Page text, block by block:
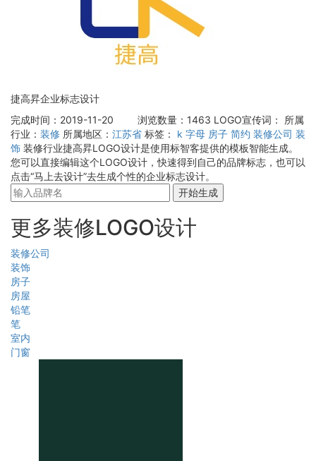
捷高昇企业标志设计
完成时间：2019-11-20
浏览数量：1463 LOGO宣传词：
所属
行业： 装修 所属地区： 江苏省 标签： k 字母 房子 简约 装修公司 装
饰 装修行业捷高昇LOGO设计是使用标智客提供的模板智能生成。
您可以直接编辑这个LOGO设计，快速得到自己的品牌标志，也可以
点击“马上去设计”去生成个性的企业标志设计。
开始生成
更多装修LOGO设计
装修公司
装饰
房子
房屋
铅笔
笔
室内
门窗